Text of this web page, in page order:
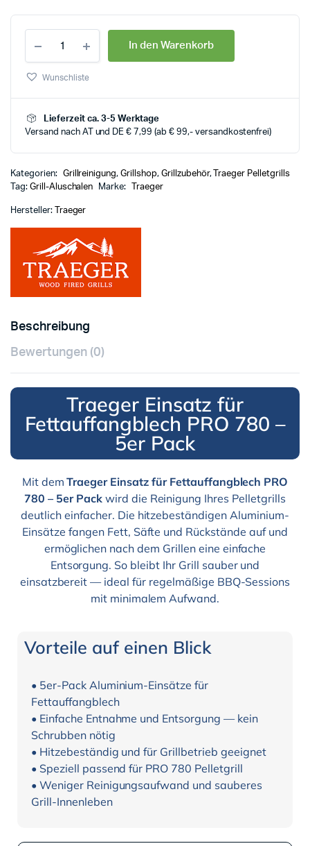
In den Warenkorb
Wunschliste
Lieferzeit ca. 3-5 Werktage
Versand nach AT und DE € 7,99 (ab € 99,- versandkostenfrei)
Kategorien: Grillreinigung,Grillshop, Grillzubehör,
Traeger Pelletgrills
Tag: Grill-Aluschalen Marke: Traeger
Hersteller: Traeger
Beschreibung
Bewertungen (0)
Traeger Einsatz für
Fettauffangblech PRO 780 –
5er Pack
Mit demTraeger Einsatz für Fettauffangblech PRO
780 – 5er Packwird die Reinigung Ihres Pelletgrills
deutlich einfacher. Die hitzebeständigen Aluminium-
Einsätze fangen Fett, Säfte und Rückstände auf und
ermöglichen nach dem Grillen eine einfache
Entsorgung. So bleibt Ihr Grill sauber und
einsatzbereit — ideal für regelmäßige BBQ-Sessions
mit minimalem Aufwand.
Vorteile auf einen Blick
• 5er-Pack Aluminium-Einsätze für
Fettauffangblech
• Einfache Entnahme und Entsorgung — kein
Schrubben nötig
• Hitzebeständig und für Grillbetrieb geeignet
• Speziell passend für PRO 780 Pelletgrill
• Weniger Reinigungsaufwand und sauberes
Grill-Innenleben